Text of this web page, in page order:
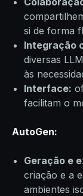
si de forma
Integração
diversas
às
Interface:
facilitam o
AutoGen:
Geração e
criação e a
ambientes